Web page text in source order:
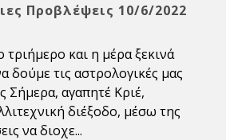
Προβλέψεις 10/6/2022
και η μέρα ξεκινά
δούμε τις αστρολογικές μας
Σήμερα, αγαπητέ Κριέ,
διέξοδο, μέσω της
να διοχε...